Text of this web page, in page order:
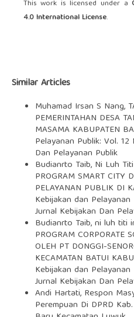
This work is licensed under a
4.0 International License.
Similar Articles
Muhamad Irsan S Nang,
PEMERINTAHAN DESA
MASAMA KABUPATEN
Pelayanan Publik: Vol.
Dan Pelayanan Publik
Budianrto Taib, Ni Luh
PROGRAM SMART CITY
PELAYANAN PUBLIK DI
Kebijakan dan
Jurnal Kebijakan Dan
Budianrto Taib, ni luh titi
PROGRAM CORPORATE
OLEH PT DONGGI-
KECAMATAN BATUI
Kebijakan dan
Jurnal Kebijakan Dan
Andi Hartati, Respon
Perempuan Di DPRD